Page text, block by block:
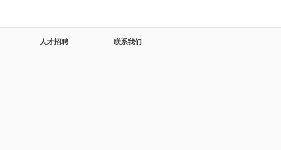
人才招聘 联系我们